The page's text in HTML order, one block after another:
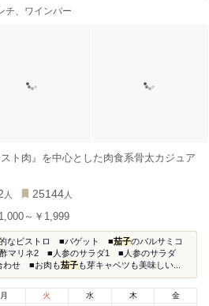
チ、ワインバー
ト肉』を中心とした肉食系骨太カジュア
人 25144 人
～￥1,999
的なビストロ ■バゲット ■茄子のバルサミコ
酢マリネ2 ■人参のサラダ1 ■人参のサラダ
わせ ■お肉も茄子も芽キャベツも美味しい...
月 火 水 木 金